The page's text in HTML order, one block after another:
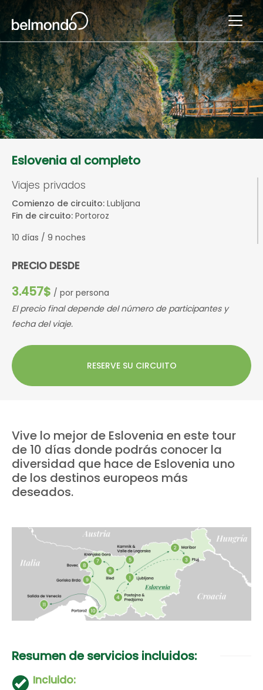
Eslovenia al completo
Viajes privados
Comienzo de circuito: Lubljana
Fin de circuito: Portoroz
10 días / 9 noches
PRECIO DESDE
3.457$ / por persona
El precio final depende del número de participantes y
fecha del viaje.
RESERVE SU CIRCUITO
Vive lo mejor de Eslovenia en este tour
de 10 días donde podrás conocer la
diversidad que hace de Eslovenia uno
de los destinos europeos más
deseados.
Resumen de servicios incluidos:
Incluido: